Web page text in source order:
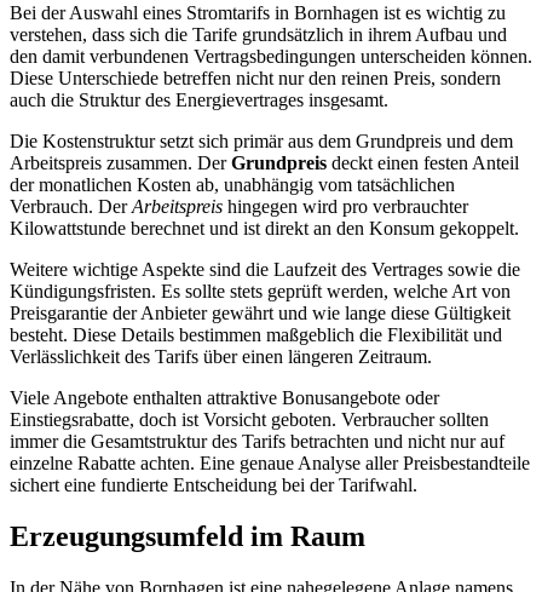
Bei der Auswahl eines Stromtarifs in Bornhagen ist es wichtig zu
verstehen, dass sich die Tarife grundsätzlich in ihrem Aufbau und
den damit verbundenen Vertragsbedingungen unterscheiden können.
Diese Unterschiede betreffen nicht nur den reinen Preis, sondern
auch die Struktur des Energievertrages insgesamt.
Die Kostenstruktur setzt sich primär aus dem Grundpreis und dem
Arbeitspreis zusammen. DerGrundpreis deckt einen festen Anteil
der monatlichen Kosten ab, unabhängig vom tatsächlichen
Verbrauch. DerArbeitspreis hingegen wird pro verbrauchter
Kilowattstunde berechnet und ist direkt an den Konsum gekoppelt.
Weitere wichtige Aspekte sind die Laufzeit des Vertrages sowie die
Kündigungsfristen. Es sollte stets geprüft werden, welche Art von
Preisgarantie der Anbieter gewährt und wie lange diese Gültigkeit
besteht. Diese Details bestimmen maßgeblich die Flexibilität und
Verlässlichkeit des Tarifs über einen längeren Zeitraum.
Viele Angebote enthalten attraktive Bonusangebote oder
Einstiegsrabatte, doch ist Vorsicht geboten. Verbraucher sollten
immer die Gesamtstruktur des Tarifs betrachten und nicht nur auf
einzelne Rabatte achten. Eine genaue Analyse aller Preisbestandteile
sichert eine fundierte Entscheidung bei der Tarifwahl.
Erzeugungsumfeld im Raum
In der Nähe von Bornhagen ist eine nahegelegene Anlage namens